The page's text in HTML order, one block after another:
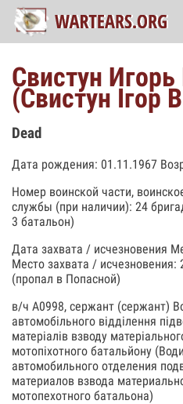
Свистун
(Свистун Ігор
Dead
Дата рождения: 01.11.1967
Номер воинской части,
службы (при наличии): 24
3 батальон)
Дата захвата / исчезновения
Место захвата / исчезновения:
(пропал в Попасной)
в/ч А0998, сержант (сержант)
автомобільного відділення
матеріалів взводу
мотопіхотного батальйону
автомобильного отделения
материалов взвода
мотопехотного батальона)